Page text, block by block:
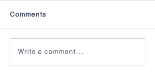
Comments
Write a comment...